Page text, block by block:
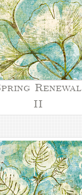
Renewal
II